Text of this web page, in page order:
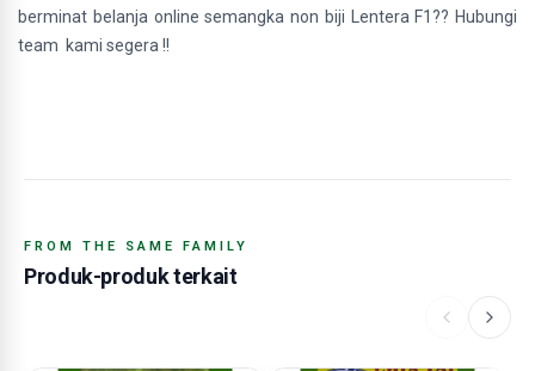
berminat belanja online semangka non biji Lentera F1?? Hubungi
team kami segera !!
FROM THE SAME FAMILY
Produk-produk terkait